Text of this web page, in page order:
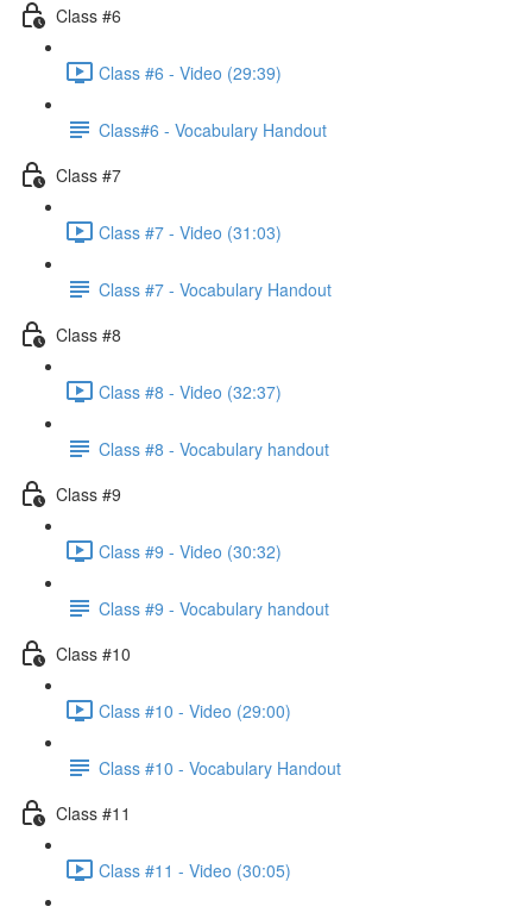
Class #6
Class #6 - Video (29:39)
Class#6 - Vocabulary Handout
Class #7
Class #7 - Video (31:03)
Class #7 - Vocabulary Handout
Class #8
Class #8 - Video (32:37)
Class #8 - Vocabulary handout
Class #9
Class #9 - Video (30:32)
Class #9 - Vocabulary handout
Class #10
Class #10 - Video (29:00)
Class #10 - Vocabulary Handout
Class #11
Class #11 - Video (30:05)